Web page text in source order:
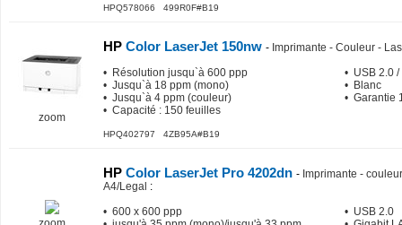
HPQ578066 499R0F#B19
zoom
HP Color LaserJet 150nw - Imprimante - Couleur -
• Résolution jusqu`à 600 ppp
• Jusqu`à 18 ppm (mono)
• Jusqu`à 4 ppm (couleur)
• Capacité : 150 feuilles
• USB 2.0
• Blanc
• Garantie
HPQ402797 4ZB95A#B19
HP Color LaserJet Pro 4202dn - Imprimante -
A4/Legal :
• 600 x 600 ppp
• USB 2.0